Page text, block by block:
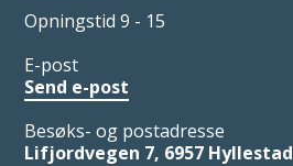
Opningstid 9 - 15
E-post
Send e-post
Besøks- og postadresse
Lifjordvegen 7, 6957 Hyllestad